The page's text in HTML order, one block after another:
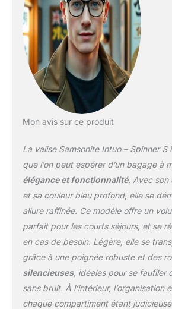
transport
les tailles
fonction
L'Intuo est
résistant
intérieur en
Mon avis sur ce produit
La valise Samsonite Intuo – Spinner S
que l’on peut espérer d’un bagage à
élégance et fonctionnalité. Avec son
et sa couleur bleu profond, elle se
allure raffinée. Ce modèle offre un
parfait pour les courts séjours, et se
en cas de besoin. Légère, elle se
grâce à une poignée robuste et des
silencieuses, idéales pour se faufiler
sans bruit. À l’intérieur, l’organisation
chaque compartiment étant